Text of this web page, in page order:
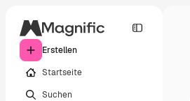
Erstellen
Startseite
Suchen